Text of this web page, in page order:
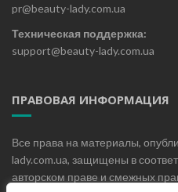
pr@beauty-lady.com.ua
Техническая поддержка:
support@beauty-lady.com.ua
ПРАВОВАЯ ИНФОРМАЦИЯ
Все права на материалы,
lady.com.ua, защищены в
авторском праве и смежных